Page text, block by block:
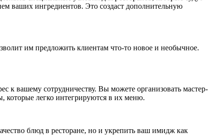
ваших ингредиентов. Это создаст дополнительную
им предложить клиентам что-то новое и необычное.
вашему сотрудничеству. Вы можете организовать мастер-
которые легко интегрируются в их меню.
блюд в ресторане, но и укрепить ваш имидж как